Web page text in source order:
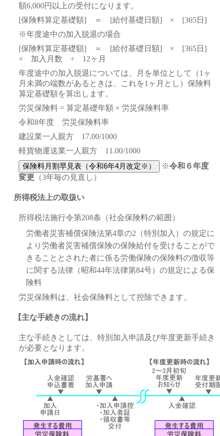
額6,000円以上の受付になります。
[保険料算定基礎額] ＝ [給付基礎日額] × [365日]
※年度途中の加入脱退の場合
[保険料算定基礎額] ＝ [給付基礎日額] × [365日]
× 加入月数 ÷ 12ヶ月
年度途中の加入脱退については、月を単位として（1ヶ
月未満の端数があるときは、これを1ヶ月とし）保険料
算定基礎額を算出します。
労災保険料 = 算定基礎年額 × 労災保険料率
令和8年度 労災保険料率
建設業一人親方 17.00/1000
軽貨物運送業一人親方 11.00/1000
※令和６年度
変更 （3年毎の見直し）
所得税法上の取扱い
所得税法施行令第208条（社会保険料の範囲）
労働者災害補償保険法第4章の2（特別加入）の規定に
より労働者災害補償保険の保険給付を受けることがで
きることとされた者に係る労働保険の保険料の徴収等
に関する法律（昭和44年法律第84号）の規定による保
険料
労災保険料は、社会保険料として控除できます。
【主な手続きの流れ】
主な手続きとしては、特別加入申請及び年度更新手続き
が必要となります。